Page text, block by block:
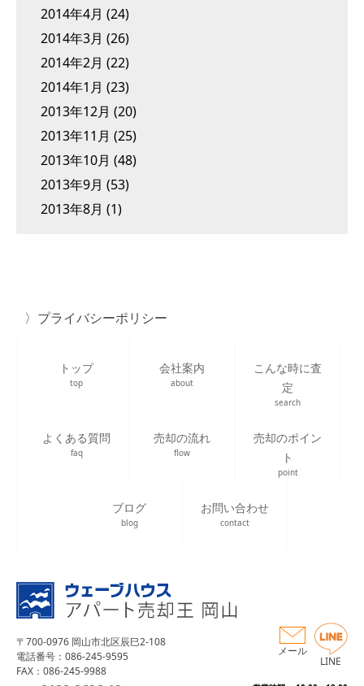
2014年4月 (24)
2014年3月 (26)
2014年2月 (22)
2014年1月 (23)
2013年12月 (20)
2013年11月 (25)
2013年10月 (48)
2013年9月 (53)
2013年8月 (1)
プライバシーポリシー
トップ
top
会社案内
about
こんな時に査
定
search
よくある質問
faq
売却の流れ
flow
売却のポイン
ト
point
ブログ
blog
お問い合わせ
contact
〒700-0976 岡山市北区辰巳2-108
電話番号：086-245-9595
FAX：086-245-9988
メール
LINE